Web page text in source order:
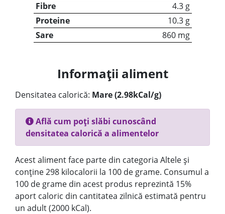
Fibre
4.3 g
Proteine
10.3 g
Sare
860 mg
Informații aliment
Densitatea calorică: Mare (2.98kCal/g)
Află cum poți slăbi cunoscând
densitatea calorică a alimentelor
Acest aliment face parte din categoria Altele și
conține 298 kilocalorii la 100 de grame. Consumul a
100 de grame din acest produs reprezintă 15%
aport caloric din cantitatea zilnică estimată pentru
un adult (2000 kCal).